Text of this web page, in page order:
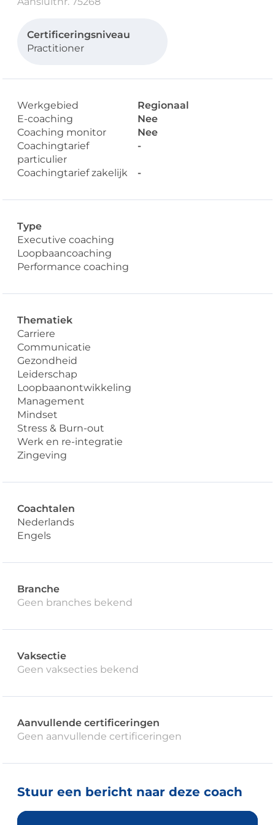
Certificeringsniveau
Practitioner
Werkgebied
Regionaal
E-coaching
Nee
Coaching monitor
Nee
Coachingtarief
particulier
-
Coachingtarief zakelijk -
Type
Executive coaching
Loopbaancoaching
Performance coaching
Thematiek
Carriere
Communicatie
Gezondheid
Leiderschap
Loopbaanontwikkeling
Management
Mindset
Stress & Burn-out
Werk en re-integratie
Zingeving
Coachtalen
Nederlands
Engels
Branche
Geen branches bekend
Vaksectie
Geen vaksecties bekend
Aanvullende certificeringen
Geen aanvullende certificeringen
Stuur een bericht naar deze coach